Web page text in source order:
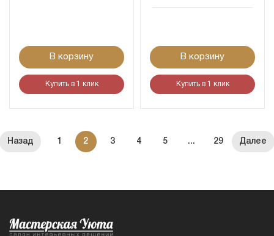
В корзину
Купить в 1 клик
В корзину
Купить в 1 клик
1 2 3 4 5 ... 29